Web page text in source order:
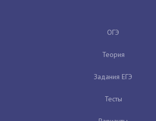
ОГЭ
Теория
Задания ЕГЭ
Тесты